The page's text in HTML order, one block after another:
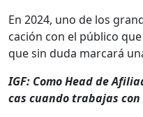
En 2024, uno de los
cación con el públi­co
que sin duda mar­cará
IGF: Como Head de
cas cuan­do tra­ba­jas